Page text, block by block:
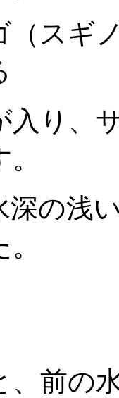
（スギ
入り、
深の浅
、前の